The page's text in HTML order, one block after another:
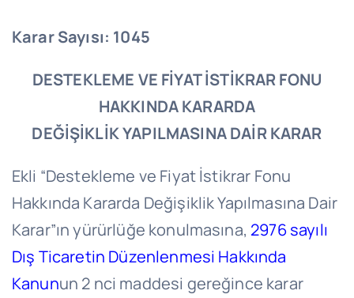
Karar Sayısı: 1045
DESTEKLEME VE FİYAT İSTİKRAR FONU
HAKKINDA KARARDA
DEĞİŞİKLİK YAPILMASINA DAİR KARAR
Ekli “Destekleme ve Fiyat İstikrar Fonu
Hakkında Kararda Değişiklik Yapılmasına Dair
Karar”ın yürürlüğe konulmasına, 2976 sayılı
Dış Ticaretin Düzenlenmesi Hakkında
Kanunun 2 nci maddesi gereğince karar